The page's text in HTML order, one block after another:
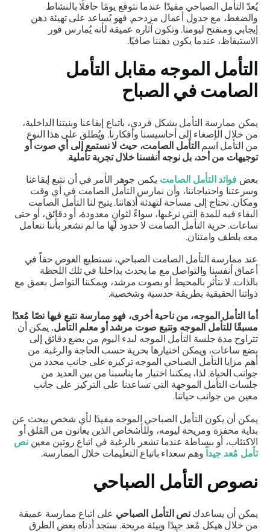
يُعدّ التأمل الصباحي مفيدًا عندما نتوقع يومًا حافلًا بالنشاط
والضغط، مع جدول أعمال مزدحم. فهو يُساعد على تهيئة ذهن
إيجابي ومنفتح ليومنا. وتكون آثاره عميقة لأنه يُمارس فور
الاستيقاظ، عندما يكون ذهننا صافيًا.
التأمل الموجه مقابل التأمل
الصامت في الصباح
يمكن ممارسة التأمل بشكل فردي، باتباع إيقاعنا وبنيتنا الداخلية،
من خلال الإصغاء إلى أحاسيسنا وأفكارنا. ويُطلق على هذا النوع
من التأمل اسمالتأمل الصامت، حيث لا نستمع إلى أي صوت أو
توجيهات من أحد، بل نوجه أنفسنا خلال تجربة تأملية.
بعض فوائد التأمل الصامتيكمن جوهر الأمر في أن نتبع إيقاعنا
وسرعتنا واحتياجاتنا، وأن نمارس التأمل الصامت في أي وقت
ومكان. نحتاج إلى مساحة لتهدئة أذهاننا. يتيح لنا التأمل الصامت
البقاء فيه للمدة التي نرغبها، سواءً لثوانٍ معدودة، أو دقائق، أو حتى
ساعات. حرية التأمل الصامت لا حدود لها ما لم نشعر بأننا نتعامل
معه بلطف وامتنان.
عند ممارسة التأمل الصامت الصباحي، نستطيع الغوص حقاً في
أعماق أنفسنا والتواصل مع ما يحدث بداخلنا في تلك اللحظة
بالذات. لا نتأثر بالمحيط أو بصوت مرشد، ويمكننا التواصل بعمق مع
ذواتنا الحقيقية بطريقة حدسية وشخصية.
أما التأمل الموجه، من ناحية أخرى، فهو ممارسة نتبع فيها نصًا مُعدًا
مسبقًا للتأمل الموجه ونتبع صوت مرشد أو معلم التأمل.يمكن أن
تتراوح مدة جلسة التأمل الموجه لبدء اليوم من بضع دقائق إلى
بضع ساعات، ويمكن اختيارها بحرية حسب الحاجة والرغبة. من
أهم مزايا التأمل الصباحي الموجه تركيزه على جانب محدد من
جوانب الحياة. لذا، يمكننا اختيار ما يناسبنا من بين العديد من
جلسات التأمل الموجهة التي تساعدنا على التركيز على جانب
معين من جوانب حياتنا.
يمكن أن يكون التأمل الصباحي الموجه مفيدًا لأي شخص يبحث عن
بداية محفزة ومريحة ليومه، وللأشخاص الذين يعانون من القلق أو
الاكتئاب، أو ببساطة عندما تشعر بالرغبة في اتباع روتين معيننص
تأمل مُعد جيداًوهم سعداء باتباع التعليمات خلال الممارسة.
نصوص التأمل الصباحي
يمكن أن يساعدكنص التأمل الصباحيعلى اتباع ممارسة عميقة
من خلال هيكل مُعد جيدًا وبيئة مريحة. ستجد أدناه بعض الطرق